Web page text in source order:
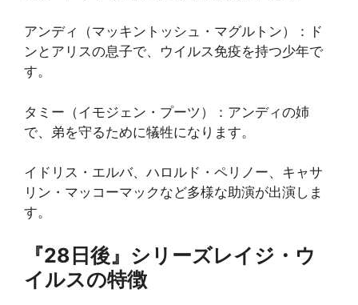
アンディ（マッキントッシュ・マグルトン）：ド
ンとアリスの息子で、ウイルス免疫を持つ少年で
す。
タミー（イモジェン・プーツ）：アンディの姉
で、弟を守るために犠牲になります。
イドリス・エルバ、ハロルド・ペリノー、キャサ
リン・マッコーマックなど多様な助演が出演しま
す。
『28日後』シリーズレイジ・ウ
イルスの特徴